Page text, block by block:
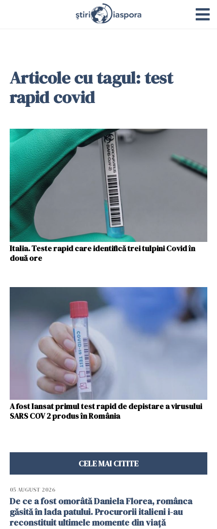
Articole cu tagul: test
rapid covid
Italia. Teste rapid care identifică trei tulpini Covid în
două ore
A fost lansat primul test rapid de depistare a virusului
SARS COV 2 produs în România
CELE MAI CITITE
05 AUGUST 2026
De ce a fost omorâtă Daniela Florea, românca
găsită în lada patului. Procurorii italieni i-au
reconstituit ultimele momente din viață